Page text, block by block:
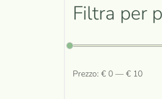
Filtra per
Prezzo
Prezzo
Prezzo: € 0— € 10